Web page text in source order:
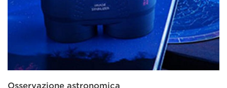
Osservazione astronomica